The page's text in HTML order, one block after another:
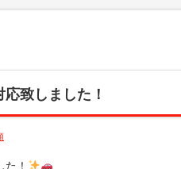
致しました！
！